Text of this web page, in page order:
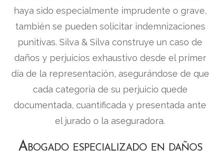
haya sido especialmente imprudente o grave,
también se pueden solicitar indemnizaciones
punitivas. Silva & Silva construye un caso de
daños y perjuicios exhaustivo desde el primer
día de la representación, asegurándose de que
cada categoría de su perjuicio quede
documentada, cuantificada y presentada ante
el jurado o la aseguradora.
Abogado especializado en daños